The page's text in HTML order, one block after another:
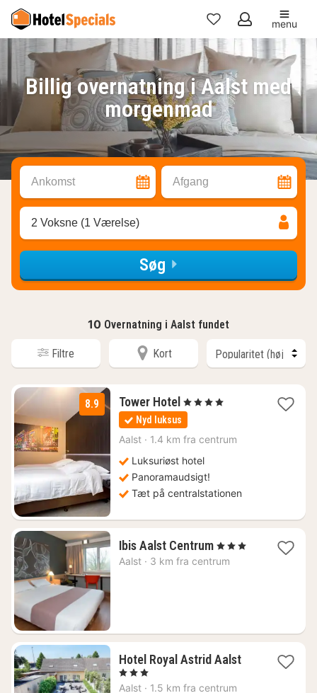
Mine
favoritter
menu
Billig overnatning i Aalst med
morgenmad
Ankomst Afgang
2 Voksne (1 Værelse)
Søg
10 Overnatning i Aalst fundet
Filtre Kort
8.9 Tower Hotel 1
nat
fra
748
, 4 Stjerner
Nyd luksus
Aalst · 1.4 km fra centrum
Luksuriøst hotel
Panoramaudsigt!
Tæt på centralstationen
Ibis Aalst Centrum1
nat
, 3 Stjerner
Aalst · 3 km fra centrum
Hotel Royal Astrid Aalst1
, 3 Stjerner
Aalst · 1.5 km fra centrum